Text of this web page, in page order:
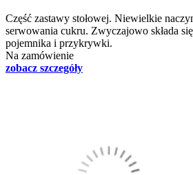
Część zastawy stołowej. Niewielkie
serwowania cukru. Zwyczajowo składa
pojemnika i przykrywki.
Na zamówienie
zobacz szczegóły